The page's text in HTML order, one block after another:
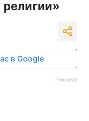
в Google
Реклама